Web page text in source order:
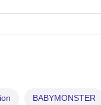
BABYMONSTER